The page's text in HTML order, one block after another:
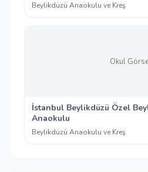
Beylikdüzü Anaokulu ve Kreş
Okul
İstanbul Beylikdüzü Özel
Anaokulu
Beylikdüzü Anaokulu ve Kreş